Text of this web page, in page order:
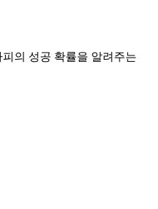
의 성공 확률을 알려주는